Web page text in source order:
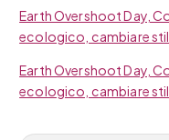
Earth Overshoot Day,
ecologico, cambiare
Earth Overshoot Day,
ecologico, cambiare